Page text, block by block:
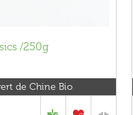
/250g
de Chine Bio